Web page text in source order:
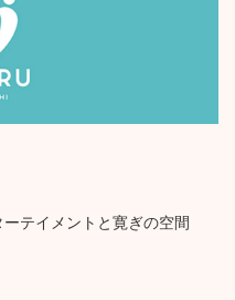
テイメントと寛ぎの空間